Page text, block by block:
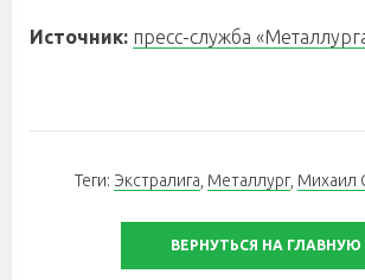
Источник: пресс-служба
Теги: Экстралига, Металлург, Михаил
ВЕРНУТЬСЯ НА ГЛАВНУЮ